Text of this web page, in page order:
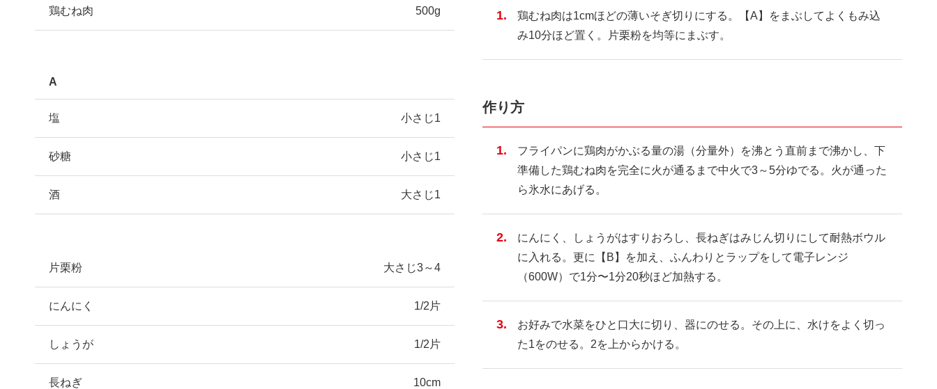
鶏むね肉 500g
A
塩 小さじ1
砂糖 小さじ1
酒 大さじ1
片栗粉 大さじ3～4
にんにく 1/2片
しょうが 1/2片
長ねぎ 10cm
鶏むね肉は1cmほどの薄いそぎ切りにする。【A】をまぶしてよくもみ込
み10分ほど置く。片栗粉を均等にまぶす。
作り方
フライパンに鶏肉がかぶる量の湯（分量外）を沸とう直前まで沸かし、下
準備した鶏むね肉を完全に火が通るまで中火で3～5分ゆでる。火が通った
ら氷水にあげる。
にんにく、しょうがはすりおろし、長ねぎはみじん切りにして耐熱ボウル
に入れる。更に【B】を加え、ふんわりとラップをして電子レンジ
（600W）で1分〜1分20秒ほど加熱する。
お好みで水菜をひと口大に切り、器にのせる。その上に、水けをよく切っ
た1をのせる。2を上からかける。